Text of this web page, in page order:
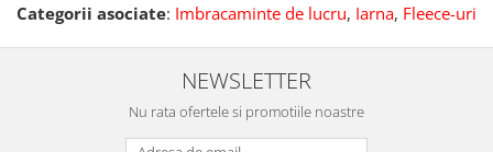
Categorii asociate: Imbracaminte de lucru, Iarna, Fleece-uri
NEWSLETTER
Nu rata ofertele si promotiile noastre